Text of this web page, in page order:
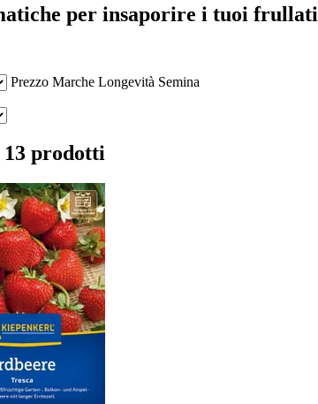
per insaporire i tuoi frullati
Prezzo Marche Longevità Semina
prodotti